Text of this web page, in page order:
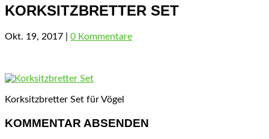
KORKSITZBRETTER SET
Okt. 19, 2017 0 Kommentare
Korksitzbretter Set für Vögel
KOMMENTAR ABSENDEN